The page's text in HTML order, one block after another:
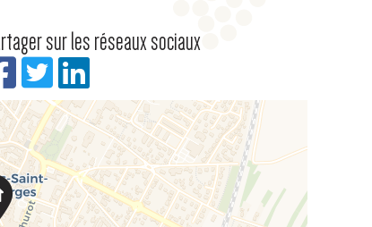
sur les réseaux sociaux